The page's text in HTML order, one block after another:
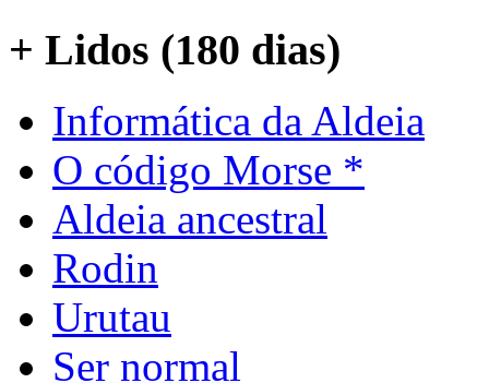
+ Lidos (180 dias)
Informática da Aldeia
O código Morse *
Aldeia ancestral
Rodin
Urutau
Ser normal